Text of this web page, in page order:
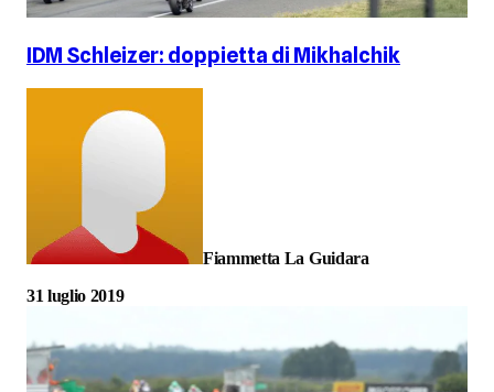
IDM Schleizer: doppietta di Mikhalchik
Fiammetta La Guidara
31 luglio 2019